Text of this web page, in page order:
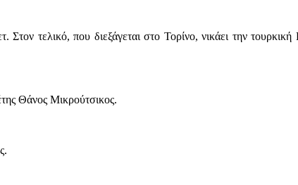
τελικό, που διεξάγεται στο Τορίνο, νικάει την
Θάνος Μικρούτσικος.